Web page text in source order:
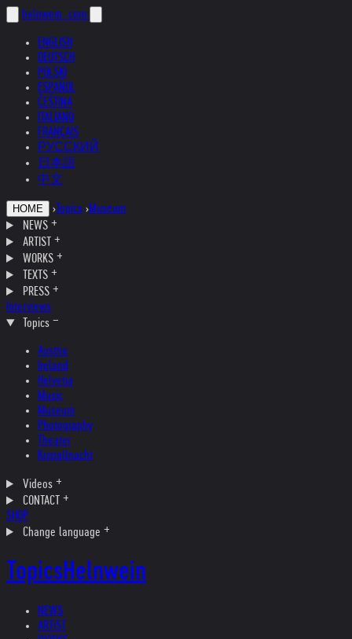
helnwein .com
ENGLISH
DEUTSCH
POLSKI
ESPAÑOL
ČEŠTINA
ITALIANO
FRANÇAIS
РУССКИЙ
日本語
中文
HOME › Topics ›Museum
NEWS
ARTIST
WORKS
TEXTS
PRESS
Interviews
Topics
Austria
Ireland
Helvetia
Music
Museum
Photography
Theater
Kristallnacht
Videos
CONTACT
SHOP
Change language
TopicsHelnwein
NEWS
ARTIST